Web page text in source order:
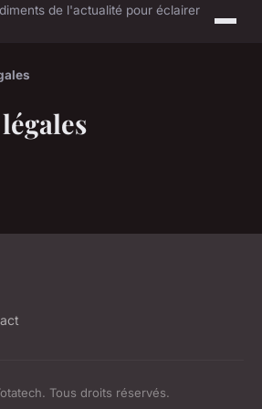
de l'actualité pour éclairer
Tous droits réservés.